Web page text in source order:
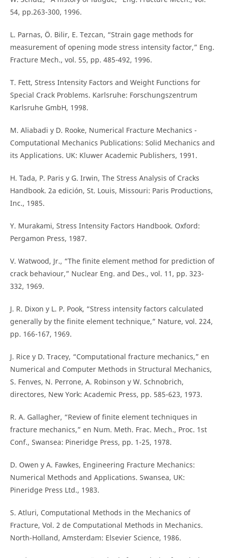
54, pp.263-300, 1996.
L. Parnas, Ö. Bilir, E. Tezcan, “Strain gage methods for
measurement of opening mode stress intensity factor,” Eng.
Fracture Mech., vol. 55, pp. 485-492, 1996.
T. Fett, Stress Intensity Factors and Weight Functions for
Special Crack Problems. Karlsruhe: Forschungszentrum
Karlsruhe GmbH, 1998.
M. Aliabadi y D. Rooke, Numerical Fracture Mechanics -
Computational Mechanics Publications: Solid Mechanics and
its Applications. UK: Kluwer Academic Publishers, 1991.
H. Tada, P. Paris y G. Irwin, The Stress Analysis of Cracks
Handbook. 2a edición, St. Louis, Missouri: Paris Productions,
Inc., 1985.
Y. Murakami, Stress Intensity Factors Handbook. Oxford:
Pergamon Press, 1987.
V. Watwood, Jr., “The finite element method for prediction of
crack behaviour,” Nuclear Eng. and Des., vol. 11, pp. 323-
332, 1969.
J. R. Dixon y L. P. Pook, “Stress intensity factors calculated
generally by the finite element technique,” Nature, vol. 224,
pp. 166-167, 1969.
J. Rice y D. Tracey, “Computational fracture mechanics,” en
Numerical and Computer Methods in Structural Mechanics,
S. Fenves, N. Perrone, A. Robinson y W. Schnobrich,
directores, New York: Academic Press, pp. 585-623, 1973.
R. A. Gallagher, “Review of finite element techniques in
fracture mechanics,” en Num. Meth. Frac. Mech., Proc. 1st
Conf., Swansea: Pineridge Press, pp. 1-25, 1978.
D. Owen y A. Fawkes, Engineering Fracture Mechanics:
Numerical Methods and Applications. Swansea, UK:
Pineridge Press Ltd., 1983.
S. Atluri, Computational Methods in the Mechanics of
Fracture, Vol. 2 de Computational Methods in Mechanics.
North-Holland, Amsterdam: Elsevier Science, 1986.